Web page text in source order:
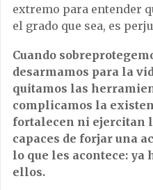
extremo para entender
el grado que sea, es
Cuando
desarmamos para la
quitamos las
complicamos la
fortalecen ni ejercitan
capaces de forjar una
lo que les acontece: ya
ellos.